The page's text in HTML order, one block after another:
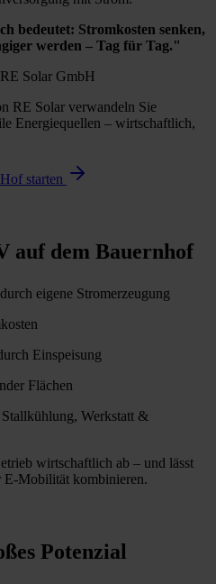
bedeutet: Stromkosten senken,
werden – Tag für Tag."
Solar GmbH
RE Solar verwandeln Sie
Energiequellen – wirtschaftlich,
starten
auf dem Bauernhof
eigene Stromerzeugung
Einspeisung
Flächen
Werkstatt &
wirtschaftlich ab – und lässt
E-Mobilität kombinieren.
Potenzial